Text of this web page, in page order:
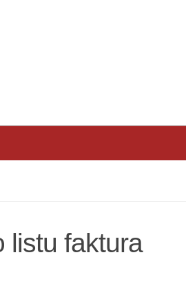
listu faktura